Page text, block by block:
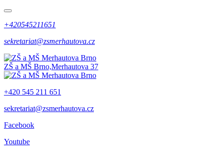
+420545211651
sekretariat@zsmerhautova.cz
ZŠ a MŠ Brno,Merhautova 37
+420 545 211 651
sekretariat@zsmerhautova.cz
Facebook
Youtube